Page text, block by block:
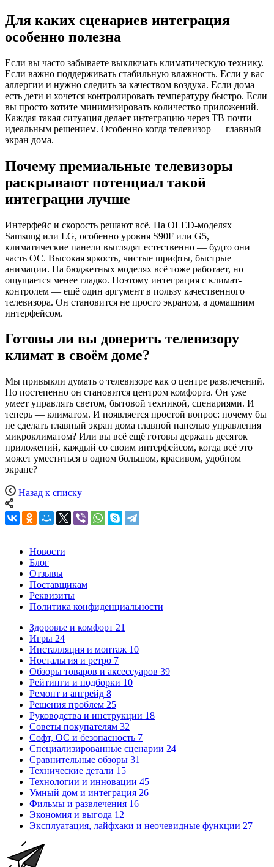
Для каких сценариев интеграция
особенно полезна
Если вы часто забываете выключать климатическую технику.
Если важно поддерживать стабильную влажность. Если у вас
аллергии и нужно следить за качеством воздуха. Если дома
есть дети и хочется контролировать температуру быстро. Если
вы просто хотите минимизировать количество приложений.
Каждая такая ситуация делает интеграцию через ТВ почти
идеальным решением. Особенно когда телевизор — главный
экран дома.
Почему премиальные телевизоры
раскрывают потенциал такой
интеграции лучше
Интерфейс и скорость решают всё. На OLED-моделях
Samsung или LG, особенно уровня S90F или G5,
климатические панели выглядят естественно — будто они
часть ОС. Высокая яркость, чистые шрифты, быстрые
анимации. На бюджетных моделях всё тоже работает, но
ощущается менее гладко. Поэтому интеграция с климат-
контролем — ещё один аргумент в пользу качественного
телевизора. Он становится не просто экраном, а домашним
интерфейсом.
Готовы ли вы доверить телевизору
климат в своём доме?
Мы привыкли думать о телевизоре как о центре развлечений.
Но постепенно он становится центром комфорта. Он уже
умеет управлять светом, бытовой техникой, сценариями. И
теперь — климатом. И появляется простой вопрос: почему бы
не сделать главный экран дома главной панелью управления
микроклиматом? Или вы всё ещё готовы держать десяток
приложений, каждый со своим интерфейсом, когда всё это
может уместиться в одном большом, красивом, удобном
экране?
Назад к списку
Новости
Блог
Отзывы
Поставщикам
Реквизиты
Политика конфиденциальности
Здоровье и комфорт 21
Игры 24
Инсталляция и монтаж 10
Ностальгия и ретро 7
Обзоры товаров и аксессуаров 39
Рейтинги и подборки 10
Ремонт и апгрейд 8
Решения проблем 25
Руководства и инструкции 18
Советы покупателям 32
Софт, ОС и безопасность 7
Специализированные сценарии 24
Сравнительные обзоры 31
Технические детали 15
Технологии и инновации 45
Умный дом и интеграция 26
Фильмы и развлечения 16
Экономия и выгода 12
Эксплуатация, лайфхаки и неочевидные функции 27